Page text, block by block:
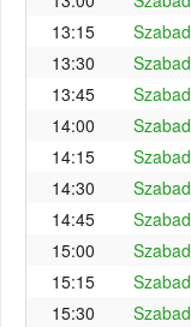
13:15
Szabad
13:30
Szabad
13:45
Szabad
14:00
Szabad
14:15
Szabad
14:30
Szabad
14:45
Szabad
15:00
Szabad
15:15
Szabad
15:30
Szabad